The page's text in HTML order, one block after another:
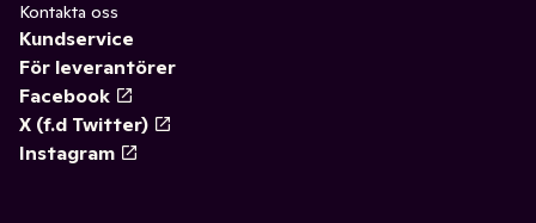
Kontakta oss
Kundservice
För leverantörer
Facebook
X (f.d Twitter)
Instagram